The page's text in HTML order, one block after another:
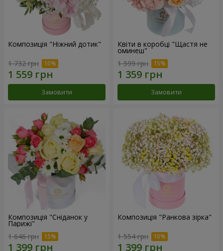
Композиція "Ніжний дотик"
1 732 грн
Замовити
Квіти в коробці "Щастя не
оминеш"
1 599 грн
Замовити
Композиція "Сніданок у
Парижі"
1 646 грн
Композиція "Ранкова зірка"
1 554 грн